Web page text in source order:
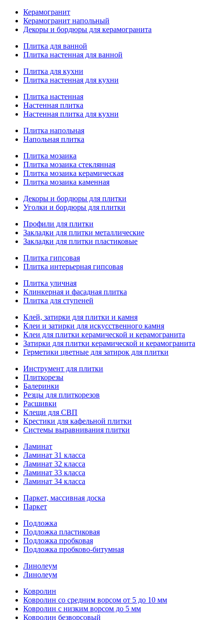
Керамогранит
Керамогранит напольный
Декоры и бордюры для керамогранита
Плитка для ванной
Плитка настенная для ванной
Плитка для кухни
Плитка настенная для кухни
Плитка настенная
Настенная плитка
Настенная плитка для кухни
Плитка напольная
Напольная плитка
Плитка мозаика
Плитка мозаика стеклянная
Плитка мозаика керамическая
Плитка мозаика каменная
Декоры и бордюры для плитки
Уголки и бордюры для плитки
Профили для плитки
Закладки для плитки металлические
Закладки для плитки пластиковые
Плитка гипсовая
Плитка интерьерная гипсовая
Плитка уличная
Клинкерная и фасадная плитка
Плитка для ступеней
Клей, затирки для плитки и камня
Клеи и затирки для искусственного камня
Клеи для плитки керамической и керамогранита
Затирки для плитки керамической и керамогранита
Герметики цветные для затирок для плитки
Инструмент для плитки
Плиткорезы
Балеринки
Резцы для плиткорезов
Расшивки
Клещи для СВП
Крестики для кафельной плитки
Системы выравнивания плитки
Ламинат
Ламинат 31 класса
Ламинат 32 класса
Ламинат 33 класса
Ламинат 34 класса
Паркет, массивная доска
Паркет
Подложка
Подложка пластиковая
Подложка пробковая
Подложка пробково-битумная
Линолеум
Линолеум
Ковролин
Ковролин со средним ворсом от 5 до 10 мм
Ковролин с низким ворсом до 5 мм
Ковролин безворсовый